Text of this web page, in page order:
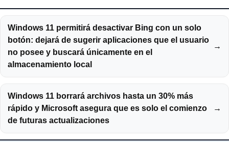
Windows 11 permitirá desactivar Bing con un solo
botón: dejará de sugerir aplicaciones que el usuario
no posee y buscará únicamente en el
almacenamiento local
→
Windows 11 borrará archivos hasta un 30% más
rápido y Microsoft asegura que es solo el comienzo
de futuras actualizaciones
→